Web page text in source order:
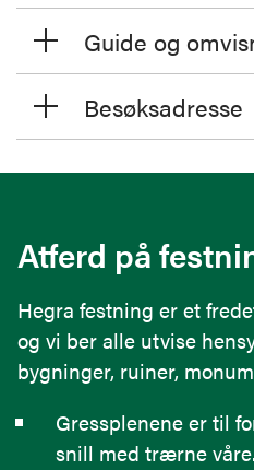
Etter krigen ble
som museum og
festning fredet av
anlegget åpent for
fjellanlegg, museum og
levende symbol på
Guide og
Besøksadresse
Atferd på
Hegra festning er et
og vi ber alle utvise
bygninger, ruiner,
Gressplenene er til
snill med trærne våre.